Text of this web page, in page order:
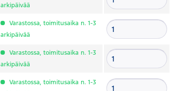
arkipäivää
Varastossa, toimitusaika n. 1-3
arkipäivää
Varastossa, toimitusaika n. 1-3
arkipäivää
Varastossa, toimitusaika n. 1-3